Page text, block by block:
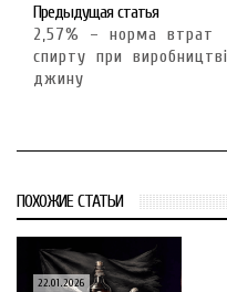
Предыдущая статья
2,57% – норма втрат
спирту при виробництві
джину
ПОХОЖИЕ СТАТЬИ
22.01.2026